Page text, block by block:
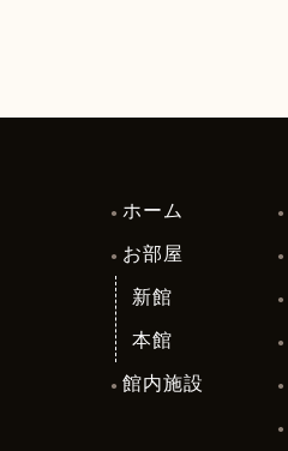
ホーム
お部屋
新館
本館
館内施設